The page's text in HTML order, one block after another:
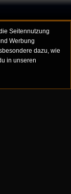
Seitennutzung
Werbung
dazu, wie
in unseren